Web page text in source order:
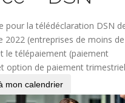
pour la télédéclaration DSN
2022 (entreprises de moins
le télépaiement (paiement
option de paiement
mon calendrier